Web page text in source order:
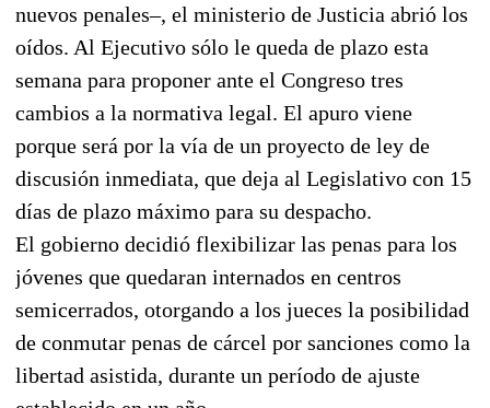
nuevos penales–, el ministerio de Justicia abrió los
oídos. Al Ejecutivo sólo le queda de plazo esta
semana para proponer ante el Congreso tres
cambios a la normativa legal. El apuro viene
porque será por la vía de un proyecto de ley de
discusión inmediata, que deja al Legislativo con 15
días de plazo máximo para su despacho.
El gobierno decidió flexibilizar las penas para los
jóvenes que quedaran internados en centros
semicerrados, otorgando a los jueces la posibilidad
de conmutar penas de cárcel por sanciones como la
libertad asistida, durante un período de ajuste